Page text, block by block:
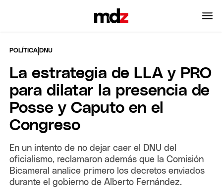
POLÍTICA |DNU
La estrategia de LLA y PRO
para dilatar la presencia de
Posse y Caputo en el
Congreso
En un intento de no dejar caer el DNU del
oficialismo, reclamaron además que la Comisión
Bicameral analice primero los decretos enviados
durante el gobierno de Alberto Fernández.